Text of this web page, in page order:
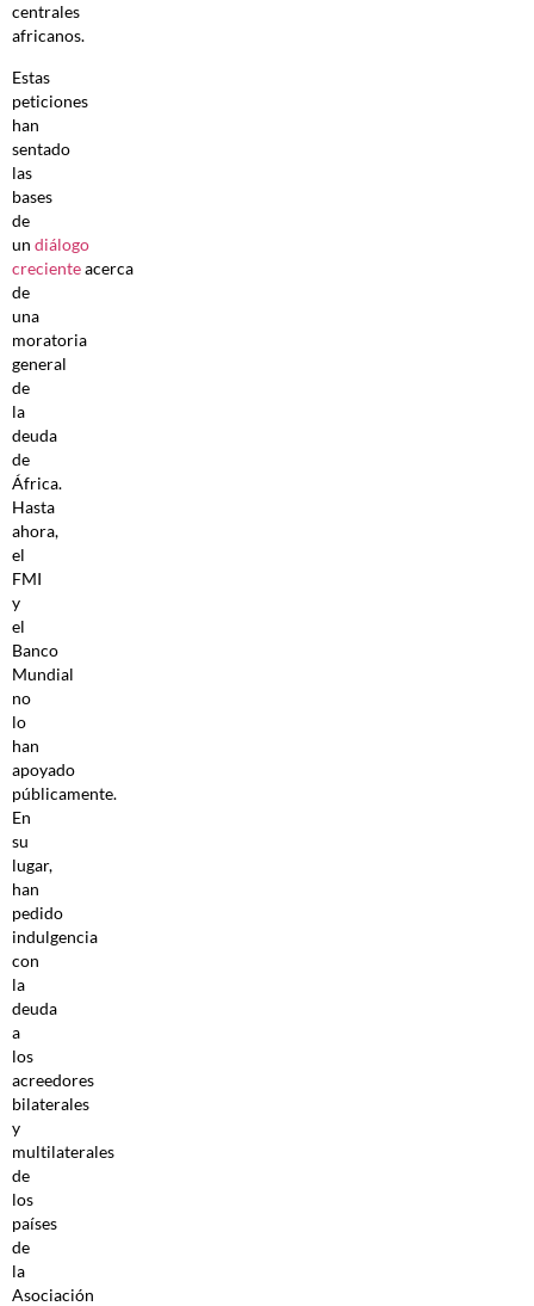
centrales
africanos.
Estas
peticiones
han
sentado
las
bases
de
un diálogo
crecienteacerca
de
una
moratoria
general
de
la
deuda
de
África.
Hasta
ahora,
el
FMI
y
el
Banco
Mundial
no
lo
han
apoyado
públicamente.
En
su
lugar,
han
pedido
indulgencia
con
la
deuda
a
los
acreedores
bilaterales
y
multilaterales
de
los
países
de
la
Asociación